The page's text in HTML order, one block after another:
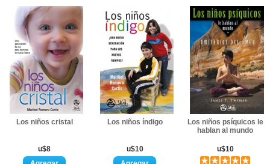
Los niños cristal
u$8
Los niños índigo
u$10
Los niños psíquicos le
hablan al mundo
u$10